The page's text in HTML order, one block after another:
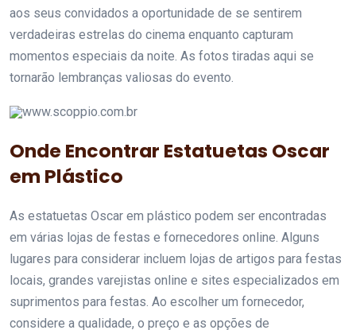
aos seus convidados a oportunidade de se sentirem
verdadeiras estrelas do cinema enquanto capturam
momentos especiais da noite. As fotos tiradas aqui se
tornarão lembranças valiosas do evento.
www.scoppio.com.br
Onde Encontrar Estatuetas Oscar
em Plástico
As estatuetas Oscar em plástico podem ser encontradas
em várias lojas de festas e fornecedores online. Alguns
lugares para considerar incluem lojas de artigos para festas
locais, grandes varejistas online e sites especializados em
suprimentos para festas. Ao escolher um fornecedor,
considere a qualidade, o preço e as opções de